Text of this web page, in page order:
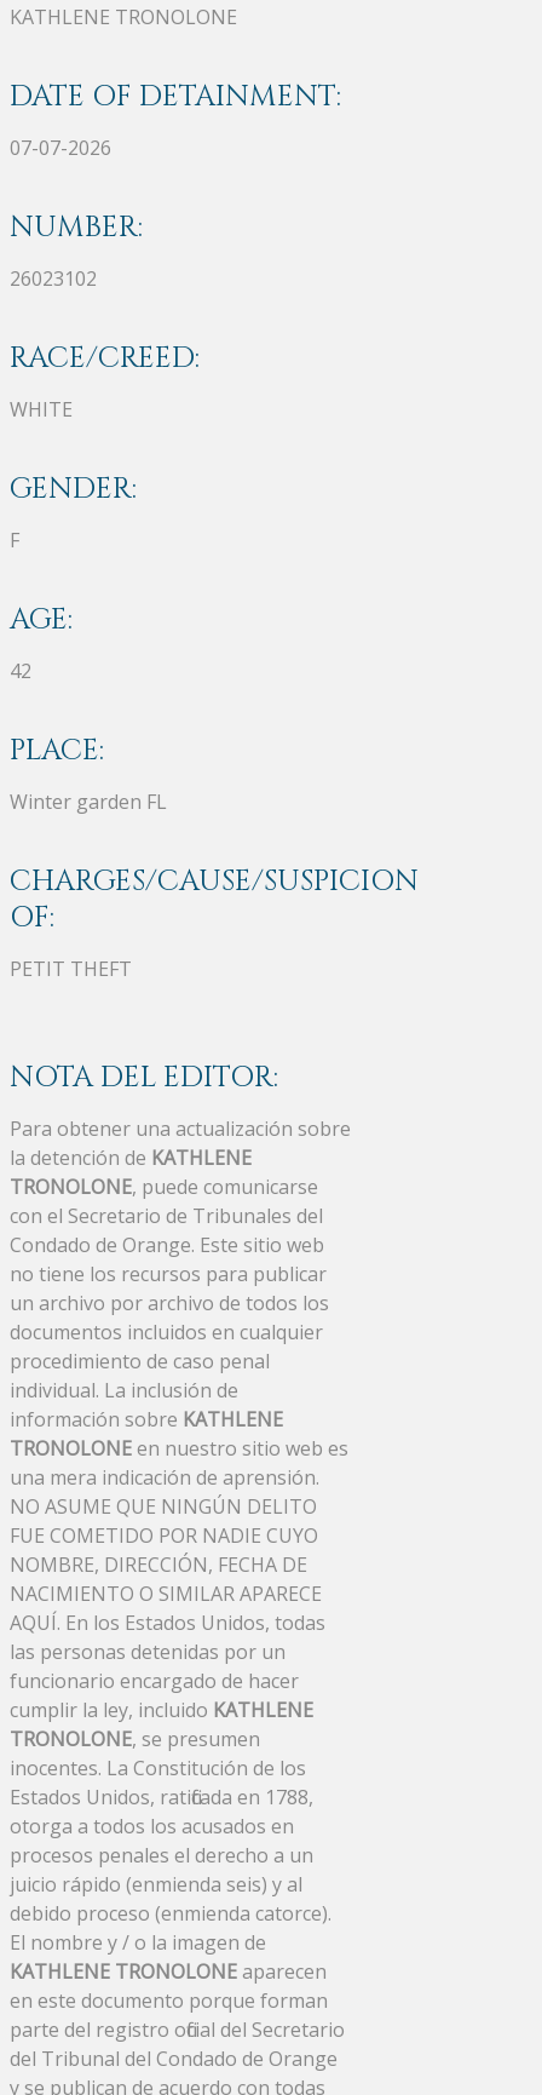
KATHLENE TRONOLONE
DATE OF DETAINMENT:
07-07-2026
NUMBER:
26023102
RACE/CREED:
WHITE
GENDER:
F
AGE:
42
PLACE:
Winter garden FL
CHARGES/CAUSE/SUSPICION
OF:
PETIT THEFT
NOTA DEL EDITOR:
Para obtener una actualización sobre
la detención de KATHLENE
TRONOLONE, puede comunicarse
con el Secretario de Tribunales del
Condado de Orange. Este sitio web
no tiene los recursos para publicar
un archivo por archivo de todos los
documentos incluidos en cualquier
procedimiento de caso penal
individual. La inclusión de
información sobre KATHLENE
TRONOLONEen nuestro sitio web es
una mera indicación de aprensión.
NO ASUME QUE NINGÚN DELITO
FUE COMETIDO POR NADIE CUYO
NOMBRE, DIRECCIÓN, FECHA DE
NACIMIENTO O SIMILAR APARECE
AQUÍ. En los Estados Unidos, todas
las personas detenidas por un
funcionario encargado de hacer
cumplir la ley, incluido KATHLENE
TRONOLONE, se presumen
inocentes. La Constitución de los
Estados Unidos, ratificada en 1788,
otorga a todos los acusados ​​en
procesos penales el derecho a un
juicio rápido (enmienda seis) y al
debido proceso (enmienda catorce).
El nombre y / o la imagen de
KATHLENE TRONOLONEaparecen
en este documento porque forman
parte del registro oficial del Secretario
del Tribunal del Condado de Orange
y se publican de acuerdo con todas